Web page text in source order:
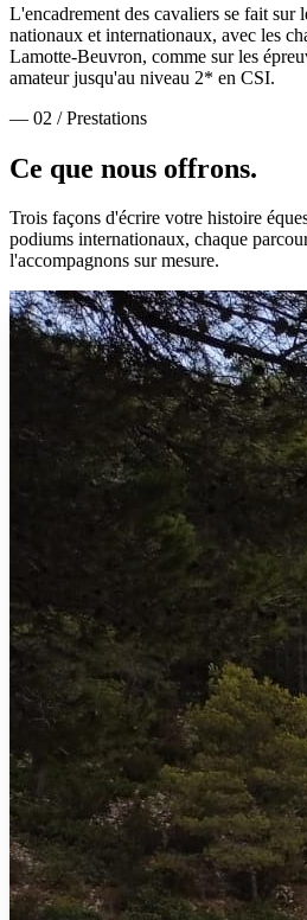
L'encadrement des cavaliers se fait sur
nationaux et internationaux, avec les
Lamotte-Beuvron, comme sur les
amateur jusqu'au niveau 2* en CSI.
— 02 / Prestations
Ce que nous offrons.
Trois façons d'écrire votre histoire
podiums internationaux, chaque
l'accompagnons sur mesure.